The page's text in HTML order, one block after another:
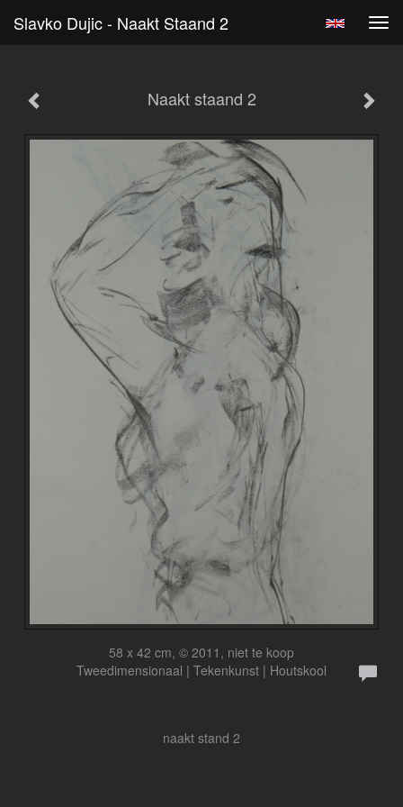
Slavko Dujic - Naakt Staand 2
Naakt staand 2
58 x 42 cm, © 2011, niet te koop
Tweedimensionaal | Tekenkunst | Houtskool
naakt stand 2